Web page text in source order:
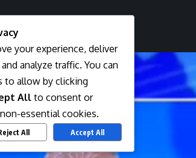
31, 2026 10:29 am
your experience, deliver
analyze traffic. You can
to allow by clicking
Allto consent or
essential cookies.
All Accept All